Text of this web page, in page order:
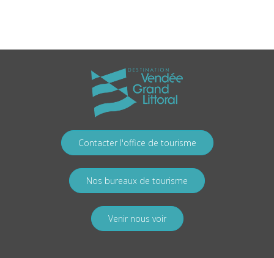
Contacter l'office de tourisme
Nos bureaux de tourisme
Venir nous voir